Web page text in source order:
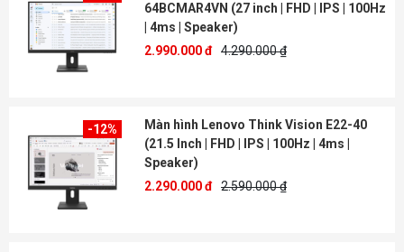
64BCMAR4VN (27 inch | FHD | IPS | 100Hz
| 4ms | Speaker)
2.990.000 đ 4.290.000 ₫
-12%
Màn hình Lenovo Think Vision E22-40
(21.5 Inch | FHD | IPS | 100Hz | 4ms |
Speaker)
2.290.000 đ 2.590.000 ₫